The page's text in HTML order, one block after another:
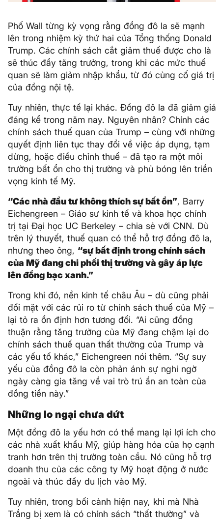
Phố Wall từng kỳ vọng rằng đồng đô la sẽ mạnh
lên trong nhiệm kỳ thứ hai của Tổng thống Donald
Trump. Các chính sách cắt giảm thuế được cho là
sẽ thúc đẩy tăng trưởng, trong khi các mức thuế
quan sẽ làm giảm nhập khẩu, từ đó củng cố giá trị
của đồng nội tệ.
Tuy nhiên, thực tế lại khác. Đồng đô la đã giảm giá
đáng kể trong năm nay. Nguyên nhân? Chính các
chính sách thuế quan của Trump – cùng với những
quyết định liên tục thay đổi về việc áp dụng, tạm
dừng, hoặc điều chỉnh thuế – đã tạo ra một môi
trường bất ổn cho thị trường và phủ bóng lên triển
vọng kinh tế Mỹ.
“Các nhà đầu tư không thích sự bất ổn”, Barry
Eichengreen – Giáo sư kinh tế và khoa học chính
trị tại Đại học UC Berkeley – chia sẻ với CNN. Dù
trên lý thuyết, thuế quan có thể hỗ trợ đồng đô la,
nhưng theo ông, “sự bất định trong chính sách
của Mỹ đang chi phối thị trường và gây áp lực
lên đồng bạc xanh.”
Trong khi đó, nền kinh tế châu Âu – dù cũng phải
đối mặt với các rủi ro từ chính sách thuế của Mỹ –
lại tỏ ra ổn định hơn tương đối. “Ai cũng đồng
thuận rằng tăng trưởng của Mỹ đang chậm lại do
chính sách thuế quan thất thường của Trump và
các yếu tố khác,” Eichengreen nói thêm. “Sự suy
yếu của đồng đô la còn phản ánh sự nghi ngờ
ngày càng gia tăng về vai trò trú ẩn an toàn của
đồng tiền này.”
Những lo ngại chưa dứt
Một đồng đô la yếu hơn có thể mang lại lợi ích cho
các nhà xuất khẩu Mỹ, giúp hàng hóa của họ cạnh
tranh hơn trên thị trường toàn cầu. Nó cũng hỗ trợ
doanh thu của các công ty Mỹ hoạt động ở nước
ngoài và thúc đẩy du lịch vào Mỹ.
Tuy nhiên, trong bối cảnh hiện nay, khi mà Nhà
Trắng bị xem là có chính sách “thất thường” và